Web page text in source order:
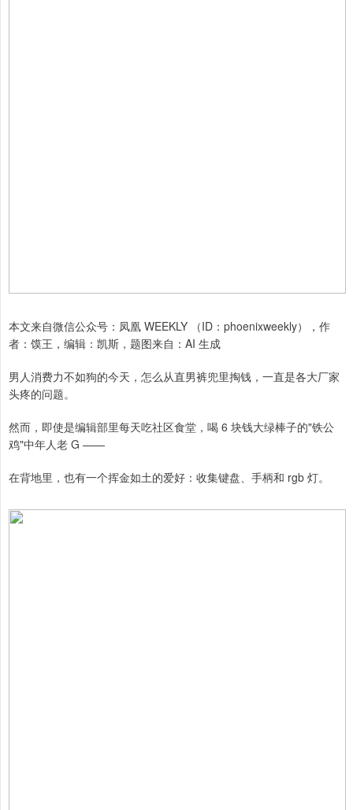
本文来自微信公众号：凤凰 WEEKLY （ID：phoenixweekly），作
者：馍王，编辑：凯斯，题图来自：AI 生成
男人消费力不如狗的今天，怎么从直男裤兜里掏钱，一直是各大厂家
头疼的问题。
然而，即使是编辑部里每天吃社区食堂，喝 6 块钱大绿棒子的"铁公
鸡"中年人老 G ——
在背地里，也有一个挥金如土的爱好：收集键盘、手柄和 rgb 灯。